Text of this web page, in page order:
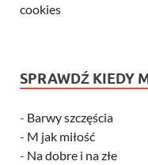
cookies
SPRAWDŹ KIEDY
- Barwy szczęścia
- M jak miłość
- Na dobre i na złe